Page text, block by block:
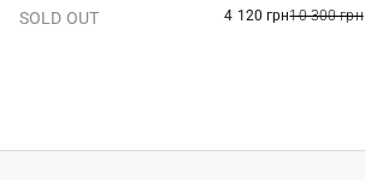
SOLD OUT
4 120 грн10 300 грн